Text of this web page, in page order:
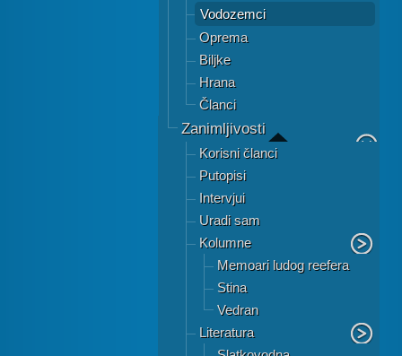
Vodozemci
Oprema
Biljke
Hrana
Članci
Zanimljivosti
Korisni članci
Putopisi
Intervjui
Uradi sam
Kolumne
Memoari ludog reefera
Stina
Vedran
Literatura